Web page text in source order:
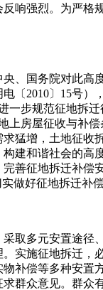
响强烈。为严格
国务院对此高
〔2010〕15号）
一步规范征地拆
上房屋征收与补
猛增，土地征收
建和谐社会的高
善征地拆迁补偿
做好征地拆迁补偿
取多元安置途径
实施征地拆迁，
补偿等多种安置
群众意见。群众